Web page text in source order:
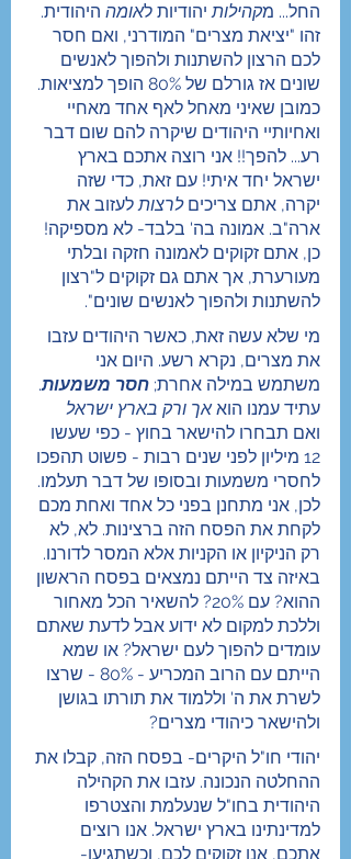
החל... מקהילות יהודיות לאומה היהודית.
זהו "יציאת מצרים" המודרני, ואם חסר
לכם הרצון להשתנות ולהפוך לאנשים
שונים אז גורלם של 80% הופך למציאות.
כמובן שאיני מאחל לאף אחד מאחיי
ואחיותיי היהודים שיקרה להם שום דבר
רע... להפך!! אני רוצה אתכם בארץ
ישראל יחד איתי! עם זאת, כדי שזה
יקרה, אתם צריכים לרצות לעזוב את
ארה"ב. אמונה בה' בלבד- לא מספיקה!
כן, אתם זקוקים לאמונה חזקה ובלתי
מעורערת, אך אתם גם זקוקים ל"רצון
להשתנות ולהפוך לאנשים שונים".
מי שלא עשה זאת, כאשר היהודים עזבו
את מצרים, נקרא רשע. היום אני
משתמש במילה אחרת; חסר משמעות.
עתיד עמנו הוא אך ורק בארץ ישראל
ואם תבחרו להישאר בחוץ - כפי שעשו
12 מיליון לפני שנים רבות - פשוט תהפכו
לחסרי משמעות ובסופו של דבר תעלמו.
לכן, אני מתחנן בפני כל אחד ואחת מכם
לקחת את הפסח הזה ברצינות. לא, לא
רק הניקיון או הקניות אלא המסר לדורנו.
באיזה צד הייתם נמצאים בפסח הראשון
ההוא? עם 20%? להשאיר הכל מאחור
וללכת למקום לא ידוע אבל לדעת שאתם
עומדים להפוך לעם ישראל? או שמא
הייתם עם הרוב המכריע - 80% - שרצו
לשרת את ה' וללמוד את תורתו בגושן
ולהישאר כיהודי מצרים?
יהודי חו"ל היקרים- בפסח הזה, קבלו את
ההחלטה הנכונה. עזבו את הקהילה
היהודית בחו"ל שנעלמת והצטרפו
למדינתינו בארץ ישראל. אנו רוצים
אתכם, אנו זקוקים לכם, וכשתגיעו-